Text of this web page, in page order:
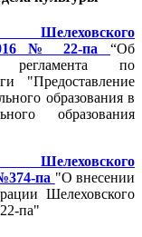
Шелеховского
№ 22-па “Об
регламента по
"Предоставление
образования в
образования
Шелеховского
па "О внесении
Шелеховского
па"